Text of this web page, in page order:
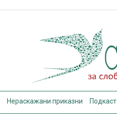
Нераскажани приказни Подкаст